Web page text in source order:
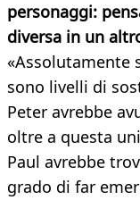
personaggi:
diversa in un
«Assolutamente
sono livelli di
Peter avrebbe
oltre a questa
Paul avrebbe
grado di far